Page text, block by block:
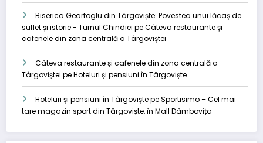
Biserica Geartoglu din Târgoviște: Povestea unui lăcaș de
suflet și istorie - Turnul Chindiei peCâteva restaurante și
cafenele din zona centrală a Târgoviștei
Câteva restaurante și cafenele din zona centrală a
Târgoviștei peHoteluri și pensiuni în Târgoviște
Hoteluri și pensiuni în TârgoviștepeSportisimo – Cel mai
tare magazin sport din Târgoviște, în Mall Dâmbovița